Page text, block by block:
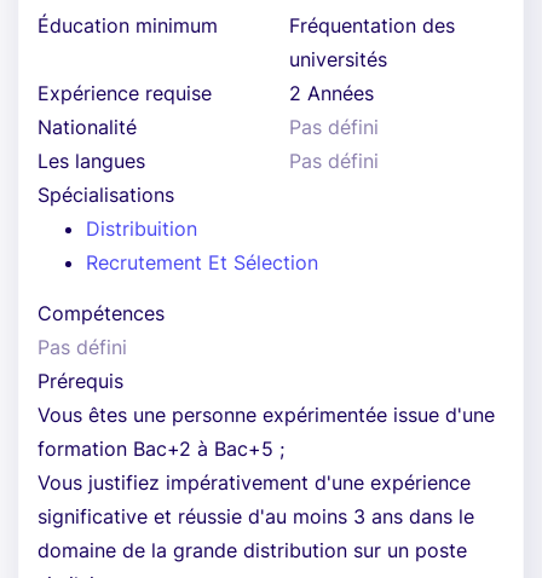
Éducation minimum
Fréquentation des
universités
Expérience requise
2 Années
Nationalité
Pas défini
Les langues
Pas défini
Spécialisations
Distribuition
Recrutement Et Sélection
Compétences
Pas défini
Prérequis
Vous êtes une personne expérimentée issue d'une
formation Bac+2 à Bac+5 ;
Vous justifiez impérativement d'une expérience
significative et réussie d'au moins 3 ans dans le
domaine de la grande distribution sur un poste